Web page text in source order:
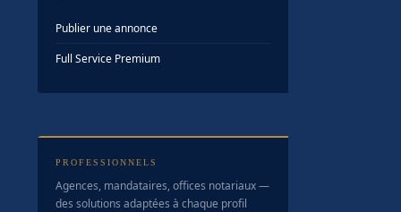
Publier une annonce
Full Service Premium
PROFESSIONNELS
Agences, mandataires, offices notariaux —
des solutions adaptées à chaque profil